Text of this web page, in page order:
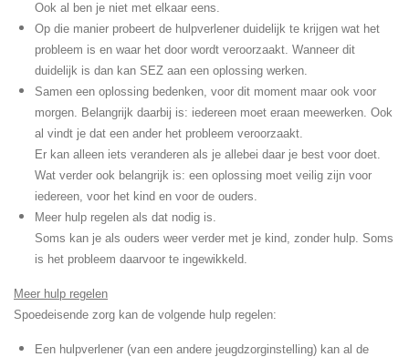
Ook al ben je niet met elkaar eens.
Op die manier probeert de hulpverlener duidelijk te krijgen wat het
probleem is en waar het door wordt veroorzaakt. Wanneer dit
duidelijk is dan kan SEZ aan een oplossing werken.
Samen een oplossing bedenken, voor dit moment maar ook voor
morgen. Belangrijk daarbij is: iedereen moet eraan meewerken. Ook
al vindt je dat een ander het probleem veroorzaakt.
Er kan alleen iets veranderen als je allebei daar je best voor doet.
Wat verder ook belangrijk is: een oplossing moet veilig zijn voor
iedereen, voor het kind en voor de ouders.
Meer hulp regelen als dat nodig is.
Soms kan je als ouders weer verder met je kind, zonder hulp. Soms
is het probleem daarvoor te ingewikkeld.
Meer hulp regelen
Spoedeisende zorg kan de volgende hulp regelen:
Een hulpverlener (van een andere jeugdzorginstelling) kan al de